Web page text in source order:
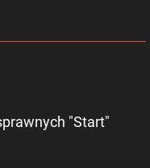
"Start"